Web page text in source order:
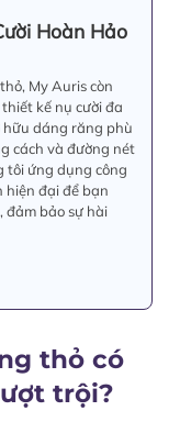
Hoàn Hảo
My Auris còn
kế nụ cười đa
dáng răng phù
cách và đường nét
tôi ứng dụng công
hiện đại để bạn
đảm bảo sự hài
thỏ có
trội?